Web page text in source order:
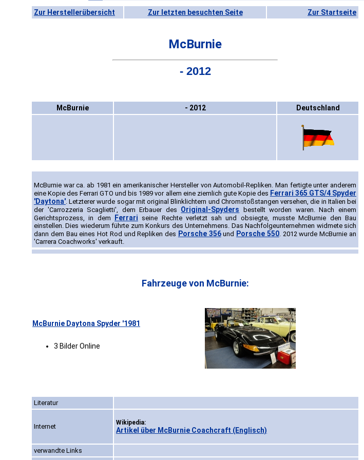
Zur Herstellerübersicht Zur letzten besuchten Seite Zur Startseite
McBurnie
- 2012
McBurnie - 2012 Deutschland
McBurnie war ca. ab 1981 ein amerikanischer Hersteller von Automobil-Repliken. Man fertigte unter anderem
eine Kopie des Ferrari GTO und bis 1989 vor allem eine ziemlich gute Kopie des Ferrari 365 GTS/4 Spyder
'Daytona'. Letzterer wurde sogar mit original Blinklichtern und Chromstoßstangen versehen, die in Italien bei
der 'Carrozzeria Scaglietti', dem Erbauer des Original-Spyders bestellt worden waren. Nach einem
Gerichtsprozess, in dem
Ferrari seine Rechte verletzt sah und obsiegte, musste McBurnie den Bau
einstellen. Dies wiederum führte zum Konkurs des Unternehmens. Das Nachfolgeunternehmen widmete sich
dann dem Bau eines Hot Rod und Repliken des Porsche 356und Porsche 550. 2012 wurde McBurnie an
'Carrera Coachworks' verkauft.
Fahrzeuge von McBurnie:
McBurnie Daytona Spyder '1981
3 Bilder Online
Literatur
Internet Wikipedia:
Artikel über McBurnie Coachcraft (Englisch)
verwandte Links